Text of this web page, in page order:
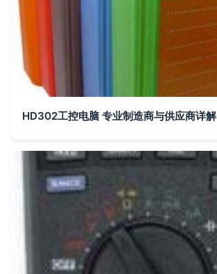
HD302工控电脑 专业制造商与供应商详解